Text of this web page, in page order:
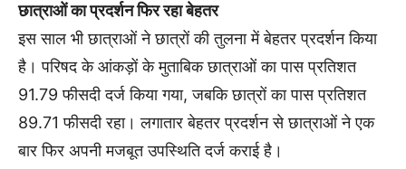
छात्राओं का प्रदर्शन फिर रहा बेहतर
इस साल भी छात्राओं ने छात्रों की तुलना में बेहतर प्रदर्शन किया
है। परिषद के आंकड़ों के मुताबिक छात्राओं का पास प्रतिशत
91.79 फीसदी दर्ज किया गया, जबकि छात्रों का पास प्रतिशत
89.71 फीसदी रहा। लगातार बेहतर प्रदर्शन से छात्राओं ने एक
बार फिर अपनी मजबूत उपस्थिति दर्ज कराई है।